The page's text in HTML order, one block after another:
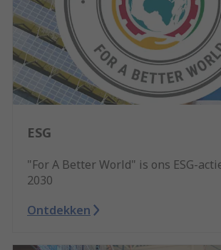
ESG
"For A Better World" is ons ESG-
2030
Ontdekken